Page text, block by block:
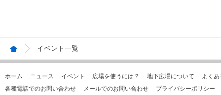
イベント一覧
ホーム ニュース イベント 広場を使うには？ 地下広場について
よく
各種電話でのお問い合わせ
メールでのお問い合わせ プライバシーポリシー